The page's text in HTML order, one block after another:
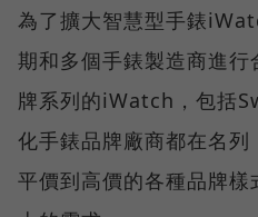
為了擴大智慧型手錶
期和多個手錶製造商進
牌系列的iWatch，包括
化手錶品牌廠商都在名列
平價到高價的各種品牌樣